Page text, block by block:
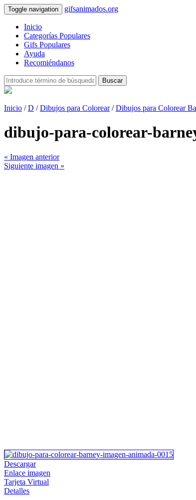
Toggle navigation gifsanimados.org
Inicio
Categorías Populares
Gifs Populares
Ayuda
Recomiéndanos
Buscar
Inicio /D /Dibujos para Colorear/Dibujos para Colorear
dibujo-para-colorear-
« Imagen anterior
Siguiente imagen »
Descargar
Enlace imagen
Tarjeta Virtual
Detalles